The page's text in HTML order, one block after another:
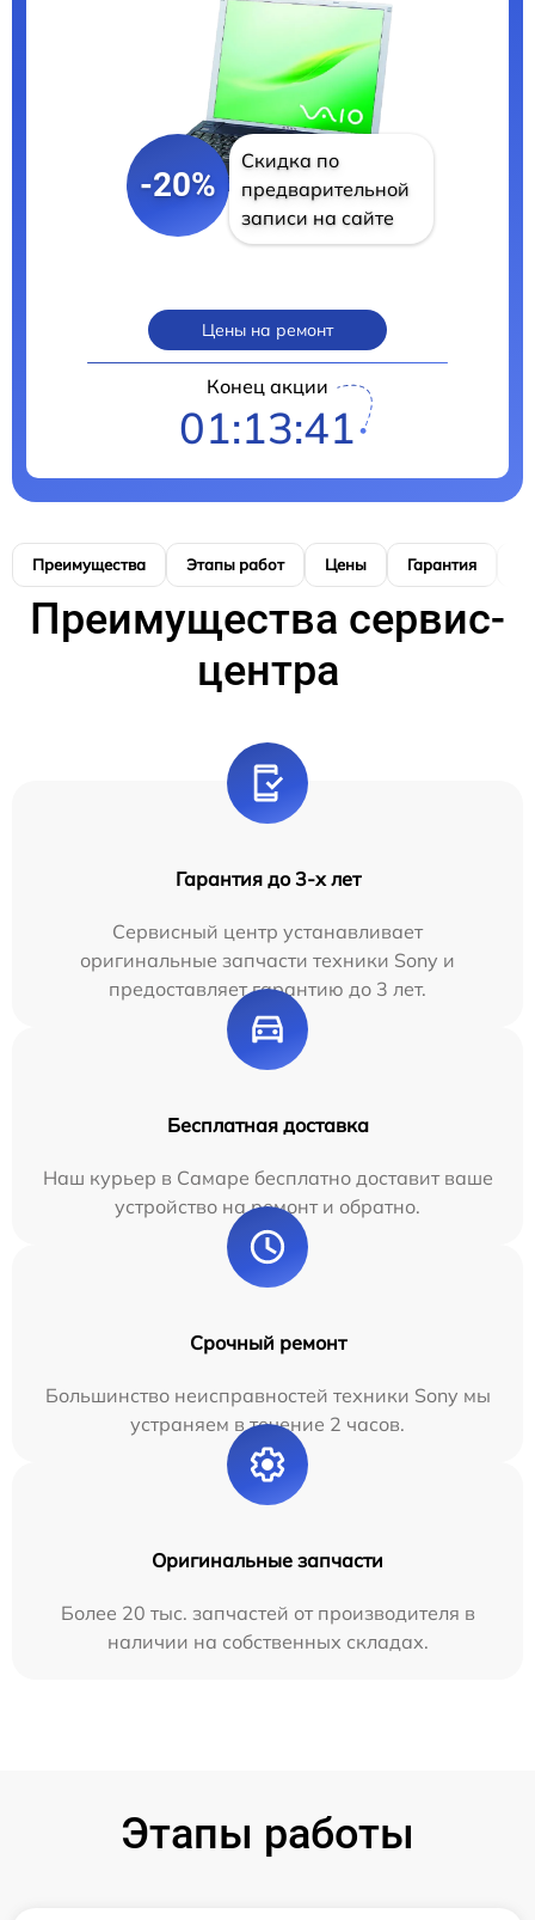
-20%
Скидка по
предварительной
записи на сайте
Цены на ремонт
Конец акции
01:13:40
Преимущества Этапы работ Цены Гарантия
Преимущества сервис-
центра
Гарантия до 3-х лет
Сервисный центр устанавливает
оригинальные запчасти техники Sony и
предоставляет гарантию до 3 лет.
Бесплатная доставка
Наш курьер в Самаре бесплатно доставит ваше
устройство на ремонт и обратно.
Срочный ремонт
Большинство неисправностей техники Sony мы
устраняем в течение 2 часов.
Оригинальные запчасти
Более 20 тыс. запчастей от производителя в
наличии на собственных складах.
Этапы работы